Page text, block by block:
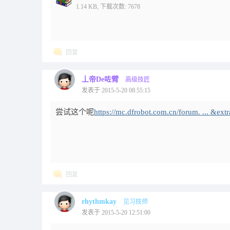
1.14 KB, 下载次数: 7678
回复
丄帝De咗臂
高级技匠
发表于 2015-5-20 08:55:15
尝试这个呢https://mc.dfrobot.com.cn/forum. ...
回复
rhythmkay
见习技师
发表于 2015-5-20 12:51:00